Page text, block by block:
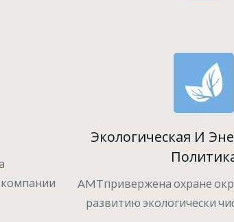
компании
Экологическая И
AMTпривержена охране
развитию экологически